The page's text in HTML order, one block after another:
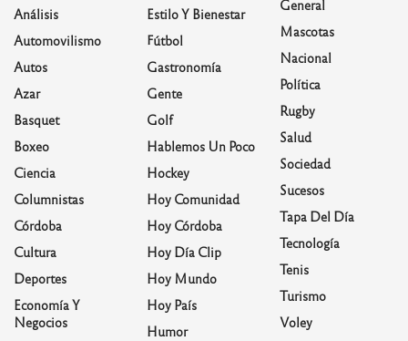
Análisis
Automovilismo
Autos
Azar
Basquet
Boxeo
Ciencia
Columnistas
Córdoba
Cultura
Deportes
Economía Y
Negocios
Estilo Y Bienestar
Fútbol
Gastronomía
Gente
Golf
Hablemos Un Poco
Hockey
Hoy Comunidad
Hoy Córdoba
Hoy Día Clip
Hoy Mundo
Hoy País
Humor
General
Mascotas
Nacional
Política
Rugby
Salud
Sociedad
Sucesos
Tapa Del Día
Tecnología
Tenis
Turismo
Voley